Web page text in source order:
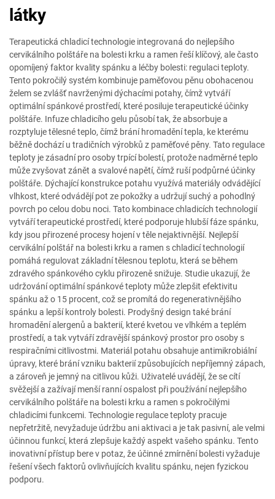
látky
Terapeutická chladicí technologie integrovaná do nejlepšího
cervikálního polštáře na bolesti krku a ramen řeší klíčový, ale často
opomíjený faktor kvality spánku a léčby bolesti: regulaci teploty.
Tento pokročilý systém kombinuje paměťovou pěnu obohacenou
želem se zvlášť navrženými dýchacími potahy, čímž vytváří
optimální spánkové prostředí, které posiluje terapeutické účinky
polštáře. Infuze chladicího gelu působí tak, že absorbuje a
rozptyluje tělesné teplo, čímž brání hromadění tepla, ke kterému
běžně dochází u tradičních výrobků z paměťové pěny. Tato regulace
teploty je zásadní pro osoby trpící bolestí, protože nadměrné teplo
může zvyšovat zánět a svalové napětí, čímž ruší podpůrné účinky
polštáře. Dýchající konstrukce potahu využívá materiály odvádějící
vlhkost, které odvádějí pot ze pokožky a udržují suchý a pohodlný
povrch po celou dobu noci. Tato kombinace chladicích technologií
vytváří terapeutické prostředí, které podporuje hlubší fáze spánku,
kdy jsou přirozené procesy hojení v těle nejaktivnější. Nejlepší
cervikální polštář na bolesti krku a ramen s chladicí technologií
pomáhá regulovat základní tělesnou teplotu, která se během
zdravého spánkového cyklu přirozeně snižuje. Studie ukazují, že
udržování optimální spánkové teploty může zlepšit efektivitu
spánku až o 15 procent, což se promítá do regenerativnějšího
spánku a lepší kontroly bolesti. Prodyšný design také brání
hromadění alergenů a bakterií, které kvetou ve vlhkém a teplém
prostředí, a tak vytváří zdravější spánkový prostor pro osoby s
respiračními citlivostmi. Materiál potahu obsahuje antimikrobiální
úpravy, které brání vzniku bakterií způsobujících nepříjemný zápach,
a zároveň je jemný na citlivou kůži. Uživatelé uvádějí, že se cítí
svěžejší a zažívají menší ranní ospalost při používání nejlepšího
cervikálního polštáře na bolesti krku a ramen s pokročilými
chladicími funkcemi. Technologie regulace teploty pracuje
nepřetržitě, nevyžaduje údržbu ani aktivaci a je tak pasivní, ale velmi
účinnou funkcí, která zlepšuje každý aspekt vašeho spánku. Tento
inovativní přístup bere v potaz, že účinné zmírnění bolesti vyžaduje
řešení všech faktorů ovlivňujících kvalitu spánku, nejen fyzickou
podporu.